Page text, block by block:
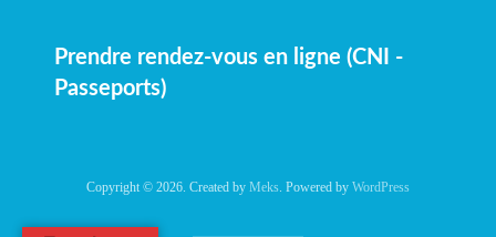
Prendre rendez-vous en ligne (CNI -
Passeports)
Copyright © 2026. Created by Meks . Powered by WordPress